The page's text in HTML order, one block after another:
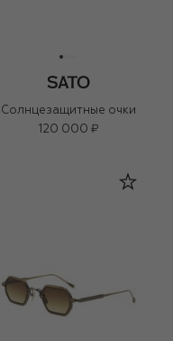
Солнцезащитные очки
120 000 ₽